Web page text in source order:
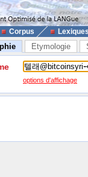
Corpus
Etymologie
options d'affichage